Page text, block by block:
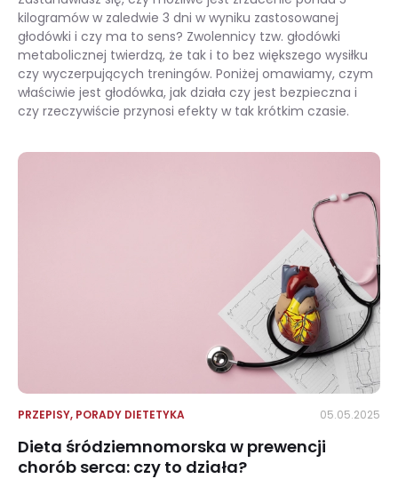
kilogramów w zaledwie 3 dni w wyniku zastosowanej
głodówki i czy ma to sens? Zwolennicy tzw. głodówki
metabolicznej twierdzą, że tak i to bez większego wysiłku
czy wyczerpujących treningów. Poniżej omawiamy, czym
właściwie jest głodówka, jak działa czy jest bezpieczna i
czy rzeczywiście przynosi efekty w tak krótkim czasie.
PRZEPISY, PORADY DIETETYKA 05.05.2025
Dieta śródziemnomorska w prewencji
chorób serca: czy to działa?